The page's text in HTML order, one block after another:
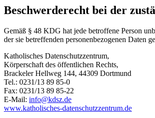
Beschwerderecht bei der
Gemäß § 48 KDG hat jede betroffene Person
der sie betreffenden personenbezogenen Daten
Katholisches Datenschutzzentrum,
Körperschaft des öffentlichen Rechts,
Brackeler Hellweg 144, 44309 Dortmund
Tel.: 0231/13 89 85-0
Fax: 0231/13 89 85-22
E-Mail: info@kdsz.de
www.katholisches-datenschutzzentrum.de